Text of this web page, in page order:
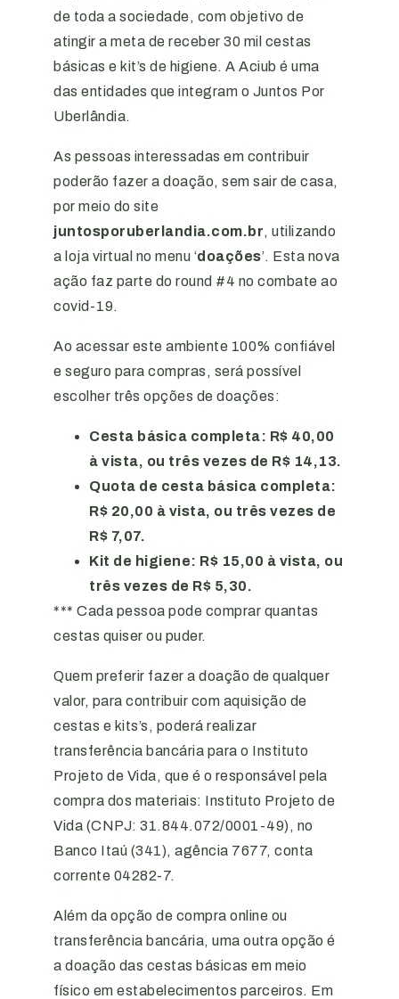
de toda a sociedade, com objetivo de
atingir a meta de receber 30 mil cestas
básicas e kit’s de higiene. A Aciub é uma
das entidades que integram o Juntos Por
Uberlândia.
As pessoas interessadas em contribuir
poderão fazer a doação, sem sair de casa,
por meio do site
juntosporuberlandia.com.br, utilizando
a loja virtual no menu ‘doações’. Esta nova
ação faz parte do round #4 no combate ao
covid-19.
Ao acessar este ambiente 100% confiável
e seguro para compras, será possível
escolher três opções de doações:
Cesta básica completa: R$ 40,00
à vista, ou três vezes de R$ 14,13.
Quota de cesta básica completa:
R$ 20,00 à vista, ou três vezes de
R$ 7,07.
Kit de higiene: R$ 15,00 à vista, ou
três vezes de R$ 5,30.
*** Cada pessoa pode comprar quantas
cestas quiser ou puder.
Quem preferir fazer a doação de qualquer
valor, para contribuir com aquisição de
cestas e kits’s, poderá realizar
transferência bancária para o Instituto
Projeto de Vida, que é o responsável pela
compra dos materiais: Instituto Projeto de
Vida (CNPJ: 31.844.072/0001-49), no
Banco Itaú (341), agência 7677, conta
corrente 04282-7.
Além da opção de compra online ou
transferência bancária, uma outra opção é
a doação das cestas básicas em meio
físico em estabelecimentos parceiros. Em